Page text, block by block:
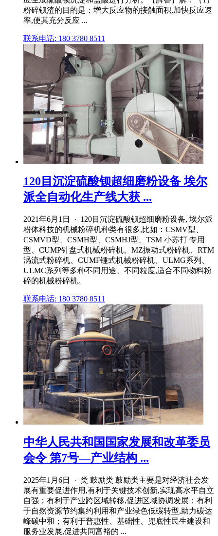
粉碎钡渣的目的是：增大反应物的接触面积,加快反应速
率,使其充分反应 ...
联系电话: 180 3780 8511
120目沉淀硫酸钡超细磨粉设备 埃尔
派全自动化生产线大获 ...
2021年6月1日 · 120目沉淀硫酸钡超细磨粉设备, 埃尔派
粉体科技的机械粉碎机种类有很多,比如：CSMV型、
CSMVD型、CSMH型、CSMHJ型、TSM 小苏打 专用
型、CUMP针盘式机械粉碎机、MZ振动式粉碎机、RTM
涡流式粉碎机、CUMF锤式机械粉碎机、ULMG系列、
ULMC系列等多种不同用途、不同粒度,适合不同物料粉
碎的机械粉碎机。
联系电话: 180 3780 8511
中华人民共和国国家发展和改革委员
会令 第7号—产业结构 ...
2025年1月6日 · 类 鼓励类 鼓励类主要是对经济社会发
展有重要促进作用,有利于关键技术创新,实现高水平自立
自强；有利于产业跨区域转移,促进区域协调发展；有利
于自然资源节约集约利用和产业绿色低碳转型,助力碳达
峰碳中和；有利于普惠性、基础性、兜底性民生建设和
服务业发展,促进共同富裕的 ...